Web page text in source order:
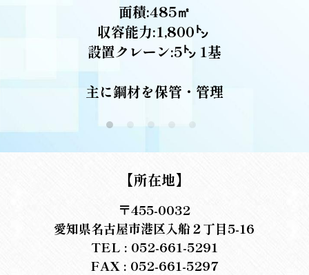
面積:485㎡
収容能力:1,800㌧
設置クレーン:5㌧ 1基
主に鋼材を保管・管理
【所在地】
〒455-0032
愛知県名古屋市港区入船２丁目5-16
TEL : 052-661-5291
FAX : 052-661-5297